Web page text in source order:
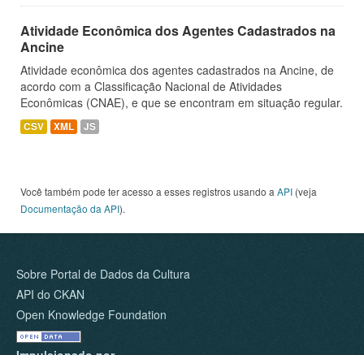
Atividade Econômica dos Agentes Cadastrados na
Ancine
Atividade econômica dos agentes cadastrados na Ancine, de
acordo com a Classificação Nacional de Atividades
Econômicas (CNAE), e que se encontram em situação regular.
CSV XML JS
Você também pode ter acesso a esses registros usando a API (veja
Documentação da API).
Sobre Portal de Dados da Cultura
API do CKAN
Open Knowledge Foundation